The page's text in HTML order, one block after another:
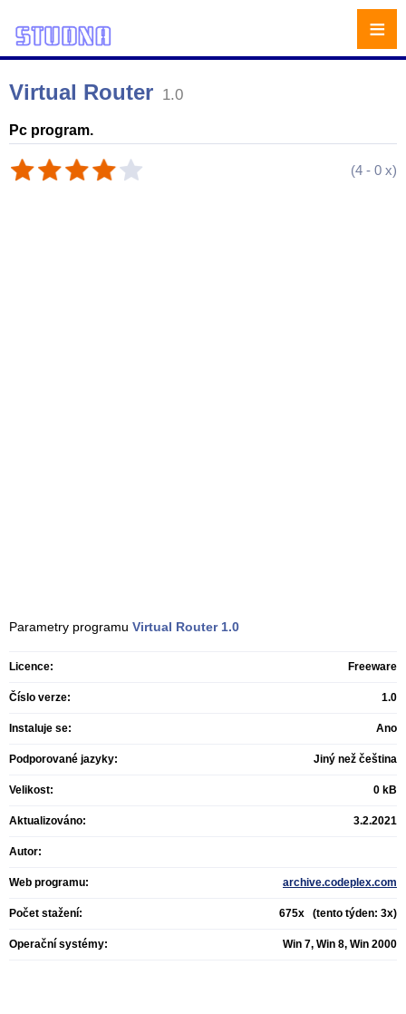
Virtual Router 1.0
Pc program.
(4 - 0 x)
Parametry programu Virtual Router 1.0
Licence: Freeware
Číslo verze: 1.0
Instaluje se: Ano
Podporované jazyky: Jiný než čeština
Velikost: 0 kB
Aktualizováno: 3.2.2021
Autor:
Web programu: archive.codeplex.com
Počet stažení: 675x (tento týden: 3x)
Operační systémy: Win 7, Win 8, Win 2000
≡